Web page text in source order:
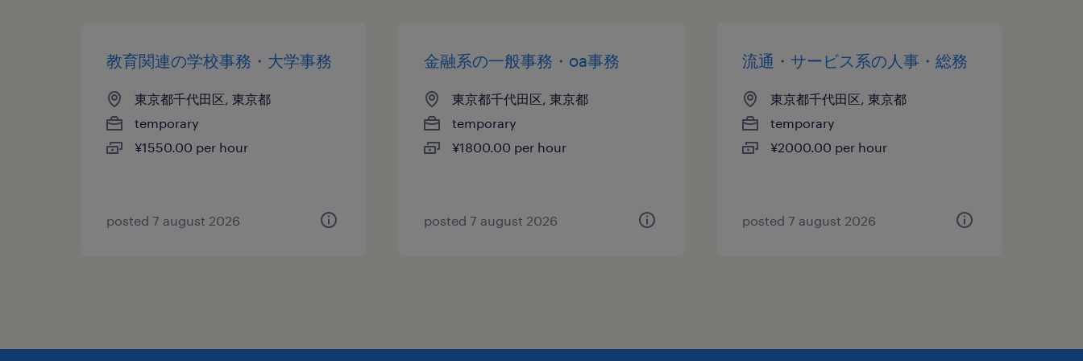
教育関連の学校事務・大学事務
東京都千代田区, 東京都
temporary
¥1550.00 per hour
posted 7 august 2026
金融系の一般事務・oa事務
東京都千代田区, 東京都
temporary
¥1800.00 per hour
posted 7 august 2026
流通・サービス系の人事・総務
東京都千代田区, 東京都
temporary
¥2000.00 per hour
posted 7 august 2026